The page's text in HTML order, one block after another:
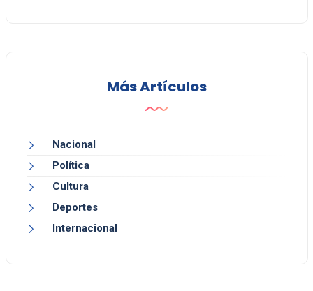
Más Artículos
Nacional
Política
Cultura
Deportes
Internacional